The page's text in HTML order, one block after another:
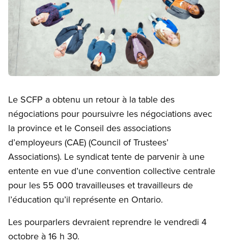
Le SCFP a obtenu un retour à la table des
négociations pour poursuivre les négociations avec
la province et le Conseil des associations
d’employeurs (CAE) (Council of Trustees’
Associations). Le syndicat tente de parvenir à une
entente en vue d’une convention collective centrale
pour les 55 000 travailleuses et travailleurs de
l’éducation qu’il représente en Ontario.
Les pourparlers devraient reprendre le vendredi 4
octobre à 16 h 30.